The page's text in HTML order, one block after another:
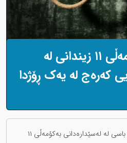
لەسێدارەدانی بەکۆمەڵی ١١ زیندانی لە
کەرەج لە یەک ڕۆژدا
هەواڵدەریی هێرانا لە ڕاپۆرتێکدا باسی لە لەسێدارەدانی بەکۆمەڵی ١١